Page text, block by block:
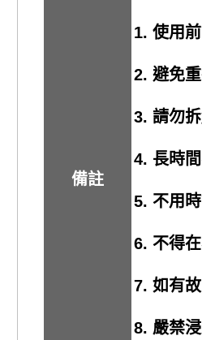
備註
1. 使用
2. 避免
3. 請勿
4. 長時
5. 不用
6. 不得
7. 如有
8. 嚴禁